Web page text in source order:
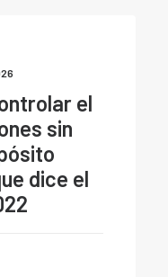
el
sin
dice el